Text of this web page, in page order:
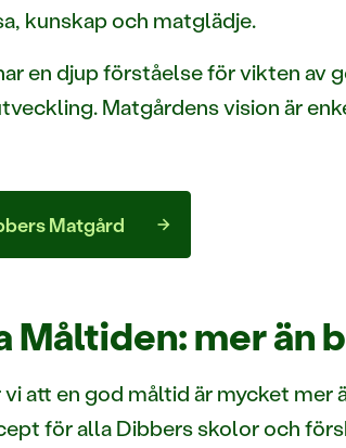
kunskap och matglädje.
en djup förståelse för vikten av
Matgårdens vision är
Matgård
Måltiden: mer än
att en god måltid är mycket mer
för alla Dibbers skolor och